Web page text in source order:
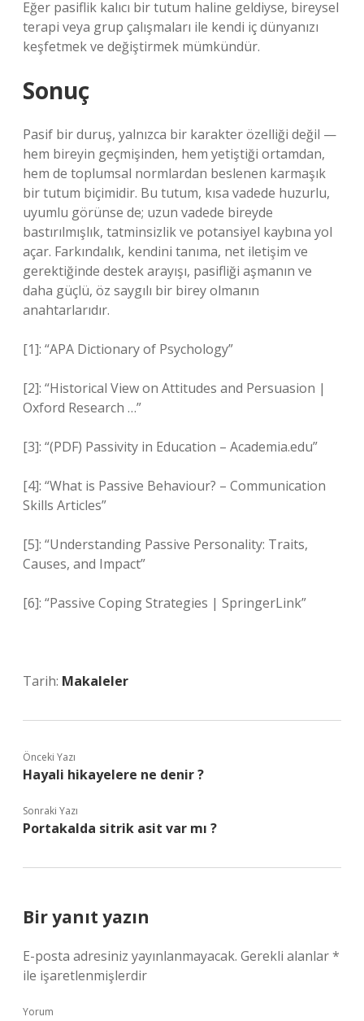
Eğer pasiflik kalıcı bir tutum haline geldiyse, bireysel
terapi veya grup çalışmaları ile kendi iç dünyanızı
keşfetmek ve değiştirmek mümkündür.
Sonuç
Pasif bir duruş, yalnızca bir karakter özelliği değil —
hem bireyin geçmişinden, hem yetiştiği ortamdan,
hem de toplumsal normlardan beslenen karmaşık
bir tutum biçimidir. Bu tutum, kısa vadede huzurlu,
uyumlu görünse de; uzun vadede bireyde
bastırılmışlık, tatminsizlik ve potansiyel kaybına yol
açar. Farkındalık, kendini tanıma, net iletişim ve
gerektiğinde destek arayışı, pasifliği aşmanın ve
daha güçlü, öz saygılı bir birey olmanın
anahtarlarıdır.
[1]: “APA Dictionary of Psychology”
[2]: “Historical View on Attitudes and Persuasion |
Oxford Research …”
[3]: “(PDF) Passivity in Education – Academia.edu”
[4]: “What is Passive Behaviour? – Communication
Skills Articles”
[5]: “Understanding Passive Personality: Traits,
Causes, and Impact”
[6]: “Passive Coping Strategies | SpringerLink”
Tarih: Makaleler
Önceki Yazı
Hayali hikayelere ne denir ?
Sonraki Yazı
Portakalda sitrik asit var mı ?
Bir yanıt yazın
E-posta adresiniz yayınlanmayacak. Gerekli alanlar*
ile işaretlenmişlerdir
Yorum